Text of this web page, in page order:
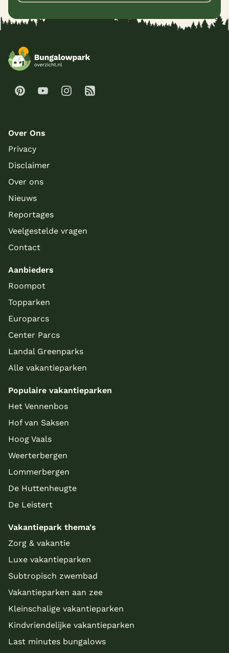
Over Ons
Privacy
Disclaimer
Over ons
Nieuws
Reportages
Veelgestelde vragen
Contact
Aanbieders
Roompot
Topparken
Europarcs
Center Parcs
Landal Greenparks
Alle vakantieparken
Populaire vakantieparken
Het Vennenbos
Hof van Saksen
Hoog Vaals
Weerterbergen
Lommerbergen
De Huttenheugte
De Leistert
Vakantiepark thema's
Zorg & vakantie
Luxe vakantieparken
Subtropisch zwembad
Vakantieparken aan zee
Kleinschalige vakantieparken
Kindvriendelijke vakantieparken
Last minutes bungalows